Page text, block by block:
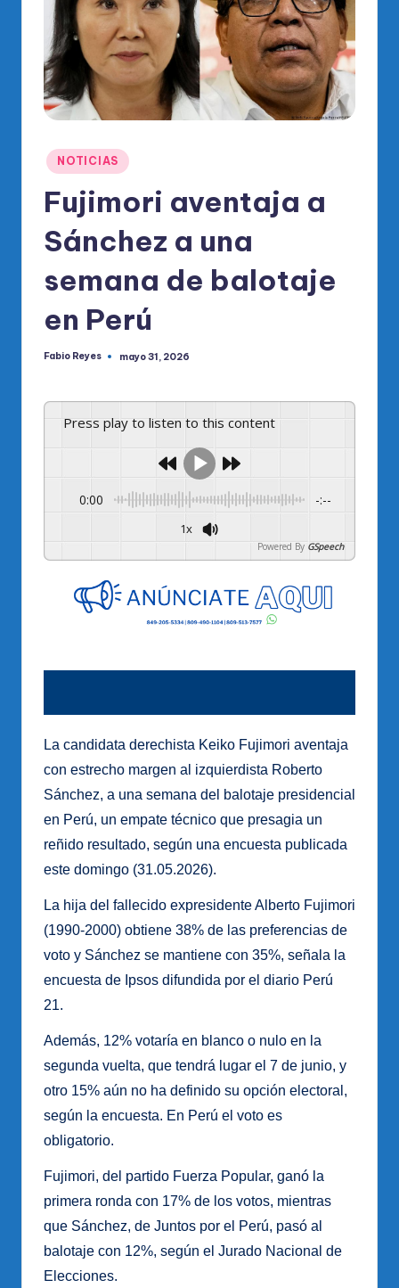
o
O
al
R
M
Publicado
en
NOTICIAS
Fujimori aventaja a
Sánchez a una
semana de balotaje
en Perú
Publicado
Fabio Reyes mayo 31, 2026
Press play to listen to this content
0:00 -:--
1x
Powered By GSpeech
La candidata derechista Keiko Fujimori aventaja
con estrecho margen al izquierdista Roberto
Sánchez, a una semana del balotaje presidencial
en Perú, un empate técnico que presagia un
reñido resultado, según una encuesta publicada
este domingo (31.05.2026).
La hija del fallecido expresidente Alberto Fujimori
(1990-2000) obtiene 38% de las preferencias de
voto y Sánchez se mantiene con 35%, señala la
encuesta de Ipsos difundida por el diario Perú
21.
Además, 12% votaría en blanco o nulo en la
segunda vuelta, que tendrá lugar el 7 de junio, y
otro 15% aún no ha definido su opción electoral,
según la encuesta. En Perú el voto es
obligatorio.
Fujimori, del partido Fuerza Popular, ganó la
primera ronda con 17% de los votos, mientras
que Sánchez, de Juntos por el Perú, pasó al
balotaje con 12%, según el Jurado Nacional de
Elecciones.